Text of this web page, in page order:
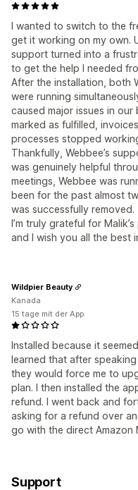
I wanted to switch to the
get it working on my own.
support turned into a
to get the help I needed
After the installation, both
were running
caused major issues in
marked as fulfilled,
processes stopped
Thankfully, Webbee’s
was genuinely helpful
meetings, Webbee was
been for the past almost
was successfully removed.
I’m truly grateful for
and I wish you all the best
Installed because it
learned that after
they would force me to
plan. I then installed the
refund. I went back and
asking for a refund over
go with the direct Amazon
Wildpier Beauty
Kanada
15 tage mit der App
Support